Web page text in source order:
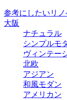
参考にしたいリ
大阪
ナチュラル
シンプルモ
ヴィンテー
北欧
アジアン
和風モダン
アメリカン